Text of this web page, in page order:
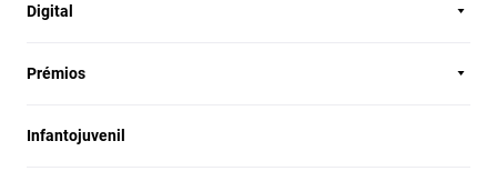
Digital
Prémios
Infantojuvenil